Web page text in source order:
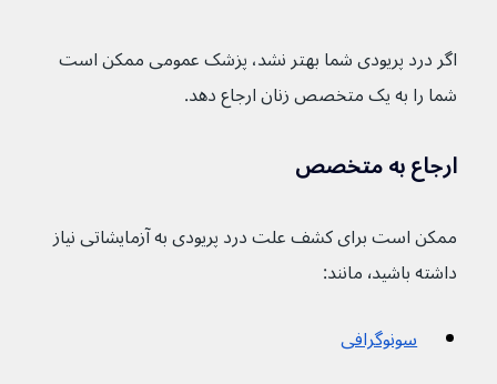
اگر درد پریودی شما بهتر نشد، پزشک عمومی ممکن است
شما را به یک متخصص زنان ارجاع دهد.
ارجاع به متخصص
ممکن است برای کشف علت درد پریودی به آزمایشاتی نیاز
داشته باشید٬ مانند:
سونوگرافی